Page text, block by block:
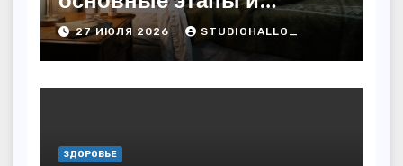
методы
27 ИЮЛЯ 2026 STUDIOHALLO_
ЗДОРОВЬЕ